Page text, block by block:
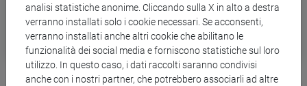
Lauree e lauree magistrali
analisi statistiche anonime. Cliccando sulla X in alto a destra
verranno installati solo i cookie necessari. Se acconsenti,
verranno installati anche altri cookie che abilitano le
funzionalità dei social media e forniscono statistiche sul loro
utilizzo. In questo caso, i dati raccolti saranno condivisi
anche con i nostri partner, che potrebbero associarli ad altre